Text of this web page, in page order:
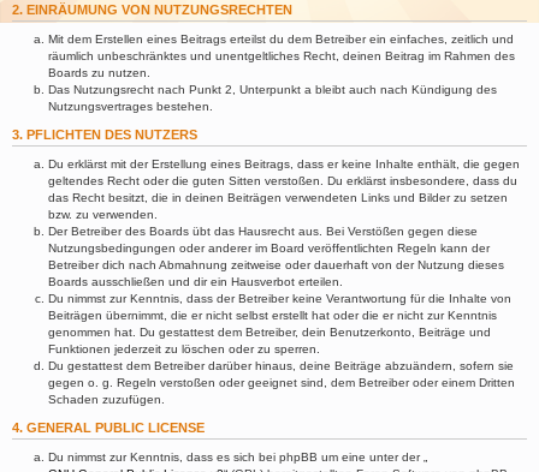
2. EINRÄUMUNG VON NUTZUNGSRECHTEN
Mit dem Erstellen eines Beitrags erteilst du dem Betreiber ein einfaches, zeitlich und
räumlich unbeschränktes und unentgeltliches Recht, deinen Beitrag im Rahmen des
Boards zu nutzen.
Das Nutzungsrecht nach Punkt 2, Unterpunkt a bleibt auch nach Kündigung des
Nutzungsvertrages bestehen.
3. PFLICHTEN DES NUTZERS
Du erklärst mit der Erstellung eines Beitrags, dass er keine Inhalte enthält, die gegen
geltendes Recht oder die guten Sitten verstoßen. Du erklärst insbesondere, dass du
das Recht besitzt, die in deinen Beiträgen verwendeten Links und Bilder zu setzen
bzw. zu verwenden.
Der Betreiber des Boards übt das Hausrecht aus. Bei Verstößen gegen diese
Nutzungsbedingungen oder anderer im Board veröffentlichten Regeln kann der
Betreiber dich nach Abmahnung zeitweise oder dauerhaft von der Nutzung dieses
Boards ausschließen und dir ein Hausverbot erteilen.
Du nimmst zur Kenntnis, dass der Betreiber keine Verantwortung für die Inhalte von
Beiträgen übernimmt, die er nicht selbst erstellt hat oder die er nicht zur Kenntnis
genommen hat. Du gestattest dem Betreiber, dein Benutzerkonto, Beiträge und
Funktionen jederzeit zu löschen oder zu sperren.
Du gestattest dem Betreiber darüber hinaus, deine Beiträge abzuändern, sofern sie
gegen o. g. Regeln verstoßen oder geeignet sind, dem Betreiber oder einem Dritten
Schaden zuzufügen.
4. GENERAL PUBLIC LICENSE
Du nimmst zur Kenntnis, dass es sich bei phpBB um eine unter der „